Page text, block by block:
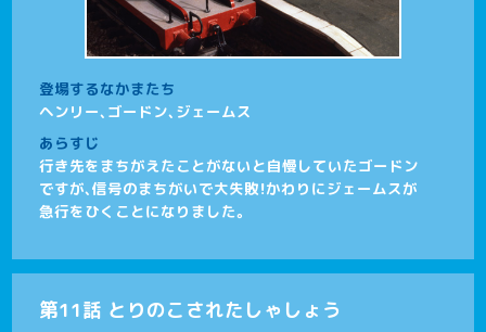
登場するなかまたち
ヘンリー、ゴードン、ジェームス
あらすじ
行き先をまちがえたことがないと自慢していたゴードン
ですが、信号のまちがいで大失敗！かわりにジェームスが
急行をひくことになりました。
第11話 とりのこされたしゃしょう